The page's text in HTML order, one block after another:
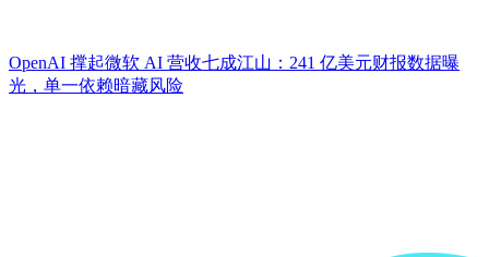
OpenAI 撑起微软 AI 营收七成江山：241 亿美元财报数据曝
光，单一依赖暗藏风险